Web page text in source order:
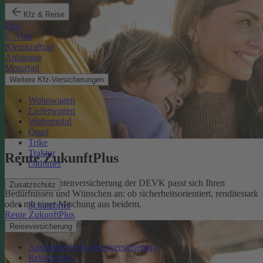
Kfz & Reise
Pkw
E-Auto
Kleinkraftrad
Anhänger
Motorrad
Weitere Kfz-Versicherungen
Wohnwagen
Lieferwagen
Wohnmobil
Quad
Trike
Traktor
Oldtimer
Zusatzschutz
Schutzbrief
Reiseversicherung
Auslandsreisekrankenversicherung
Reisegepäck
Rente ZukunftPlus
Die private Rentenversicherung der DEVK passt sich Ihren
Bedürfnissen und Wünschen an: ob sicherheitsorientiert, renditestark
oder mit einer Mischung aus beidem.
Rente ZukunftPlus